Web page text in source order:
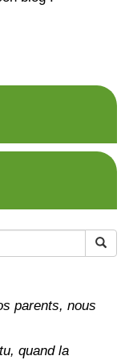
parents, nous
quand la